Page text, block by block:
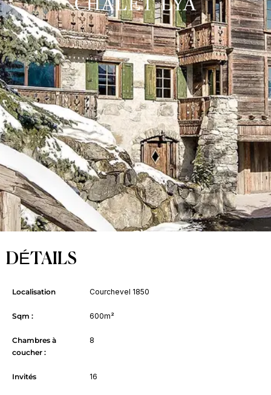
DÉTAILS
Localisation Courchevel 1850
Sqm : 600m²
Chambres à
coucher :
8
Invités 16